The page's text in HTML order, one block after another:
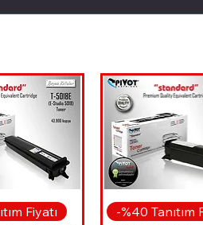
Bakış
Fiyatı Hızlı
-%40 Tanıtım